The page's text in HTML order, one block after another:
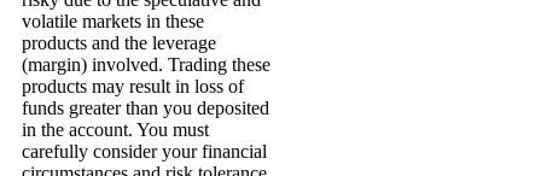
volatile markets in these
products and the leverage
(margin) involved. Trading these
products may result in loss of
funds greater than you deposited
in the account. You must
carefully consider your financial